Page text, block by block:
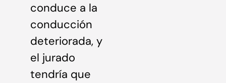
conduce a la
conducción
deteriorada, y
el jurado
tendría que